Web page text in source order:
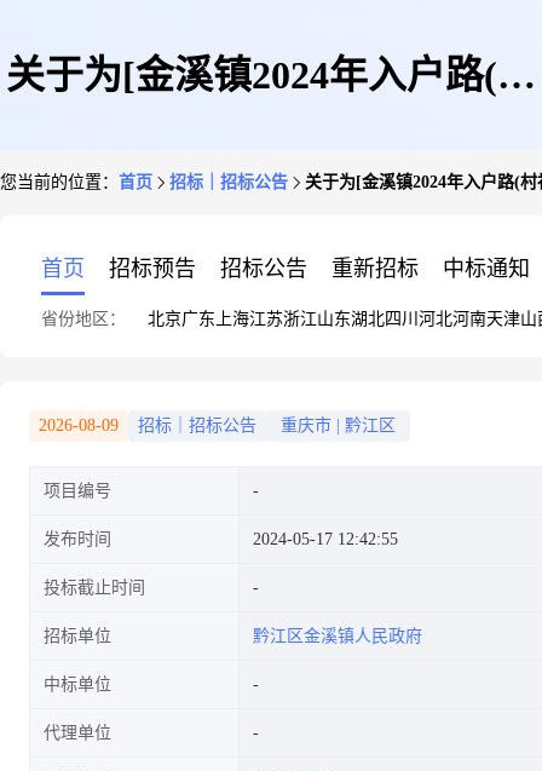
关于为[金溪镇2024年入户路(村
公告
您当前的位置： 首页 招标｜招标公告 关于为[金溪镇2024年入户路(
首页 招标预告 招标公告 重新招标 中标通知
省份地区： 北京广东 上海江苏浙江山东湖北四川 河北河南天津山
2026-08-09 招标｜招标公告 重庆市 黔江区
项目编号
发布时间 2024-05-17 12:42:55
投标截止时间
招标单位 黔江区金溪镇人民政府
中标单位
代理单位